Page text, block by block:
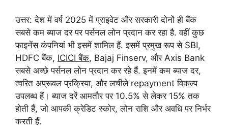
उत्तर: देश में वर्ष 2025 में प्राइवेट और सरकारी दोनों ही बैंक
सबसे कम ब्याज दर पर पर्सनल लोन प्रदान कर रहा है. वहीं कुछ
फाइनेंस कंपनियां भी इसमें शामिल हैं. इसमें प्रमुख रूप से SBI,
HDFC बैंक, ICICI बैंक, Bajaj Finserv, और Axis Bank
सबसे अच्छे पर्सनल लोन प्रदान कर रहे हैं. इनमें कम ब्याज दर,
त्वरित अप्रूवल प्रक्रिया, और लचीले repayment विकल्प
उपलब्ध हैं। ब्याज दरें आमतौर पर 10.5% से लेकर 15% तक
होती हैं, जो आपकी क्रेडिट स्कोर, लोन राशि और अवधि पर निर्भर
करती हैं.